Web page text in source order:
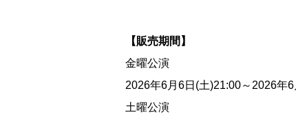
【販売期間】
金曜公演
2026年6月6日(土)21:00～2026年
土曜公演